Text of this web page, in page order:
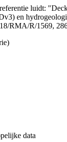
luidt:
en
RMA/R/1569,
data